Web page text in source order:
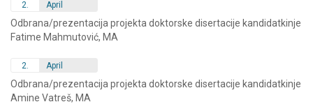
2. April
Odbrana/prezentacija projekta doktorske disertacije kandidatkinje
Fatime Mahmutović, MA
2. April
Odbrana/prezentacija projekta doktorske disertacije kandidatkinje
Amine Vatreš, MA